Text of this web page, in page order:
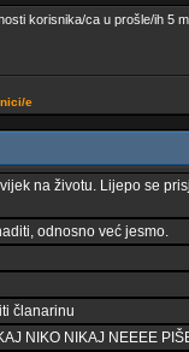
korisnika/ca u prošle/ih 5
e
na životu. Lijepo se
odnosno već jesmo.
članarinu
NIKO NIKAJ NEEEE